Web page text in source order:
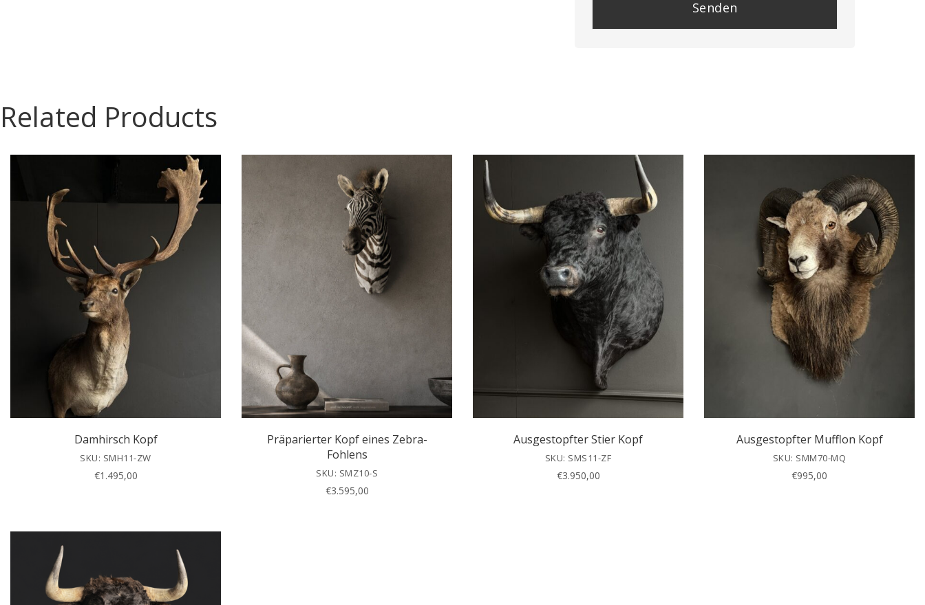
Related Products
Damhirsch Kopf
SKU: SMH11-ZW
€1.495,00
Präparierter Kopf eines Zebra-
Fohlens
SKU: SMZ10-S
€3.595,00
Ausgestopfter Stier Kopf
SKU: SMS11-ZF
€3.950,00
Ausgestopfter Mufflon Kopf
SKU: SMM70-MQ
€995,00